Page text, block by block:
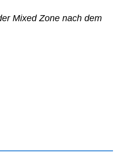
Mixed Zone nach dem